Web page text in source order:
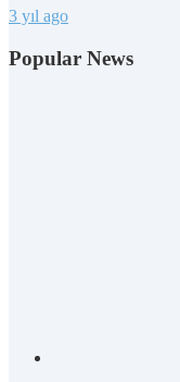
3 yıl ago
Popular News